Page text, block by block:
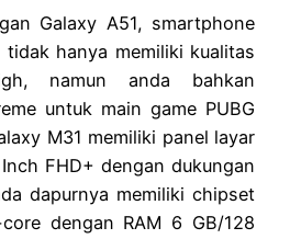
Galaxy A51, smartphone
hanya memiliki kualitas
namun anda bahkan
untuk main game PUBG
M31 memiliki panel layar
FHD+ dengan dukungan
dapurnya memiliki chipset
dengan RAM 6 GB/128